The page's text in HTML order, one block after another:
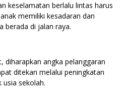
keselamatan berlalu lintas harus
memiliki kesadaran dan
berada di jalan raya.
diharapkan angka pelanggaran
ditekan melalui peningkatan
usia sekolah.